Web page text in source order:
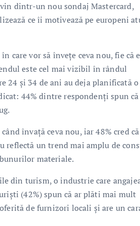
dintr-un nou sondaj Mastercard,
ce îi motivează pe europeni
care vor să învețe ceva nou, fie că
este cel mai vizibil în rândul
24 și 34 de ani au deja planificată o
44% dintre respondenți spun
învață ceva nou, iar 48% cred
reflectă un trend mai amplu de
materiale.
din turism, o industrie care
(42%) spun că ar plăti mai mult
de furnizori locali și are un